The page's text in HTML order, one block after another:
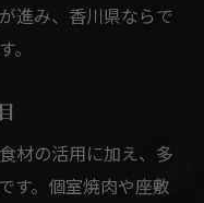
進み、香川県ならで
材の活用に加え、多
す。個室焼肉や座敷